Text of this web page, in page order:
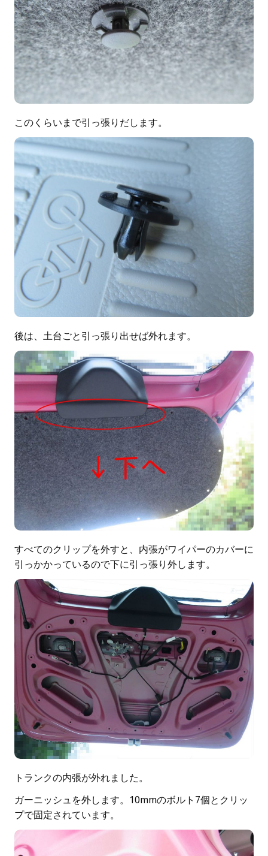
このくらいまで引っ張りだします。
後は、土台ごと引っ張り出せば外れます。
すべてのクリップを外すと、内張がワイパーのカバーに
引っかかっているので下に引っ張り外します。
トランクの内張が外れました。
ガーニッシュを外します。10mmのボルト7個とクリッ
プで固定されています。